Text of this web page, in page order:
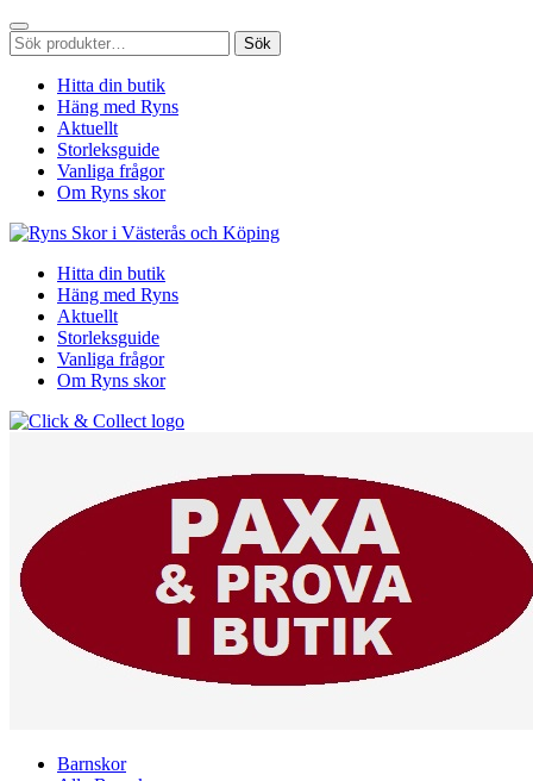
Sök
efter:
Sök
Hitta din butik
Häng med Ryns
Aktuellt
Storleksguide
Vanliga frågor
Om Ryns skor
Hitta din butik
Häng med Ryns
Aktuellt
Storleksguide
Vanliga frågor
Om Ryns skor
Barnskor